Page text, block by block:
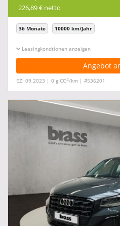
226,89 € netto
36 Monate 10000 km/Jahr
Leasingkonditionen ein-/ausblenden
Angebot
EZ: 09.2023 | 0 g CO2/km | #536201